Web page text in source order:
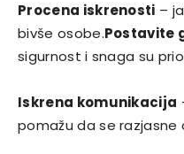
Procena iskrenosti –
bivše osobe.Postavite
sigurnost i snaga su
Iskrena komunikacija
pomažu da se razjasne